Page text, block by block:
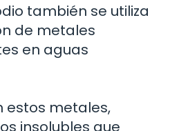
también se utiliza
de metales
en aguas
estos metales,
insolubles que